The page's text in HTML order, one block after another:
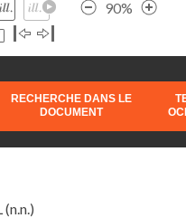
90%
RECHERCHE DANS LE
DOCUMENT
(n.n.)